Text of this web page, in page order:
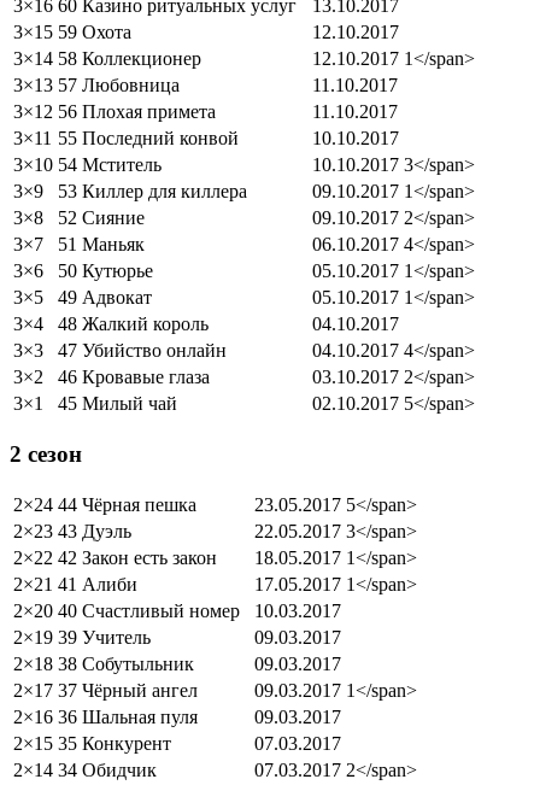
3×16 60 Казино ритуальных услуг
13.10.2017
3×15 59 Охота
12.10.2017
3×14 58 Коллекционер 12.10.2017 1</span>
3×13 57 Любовница
11.10.2017
3×12 56 Плохая примета
11.10.2017
3×11 55 Последний конвой
10.10.2017
3×10 54 Мститель 10.10.2017 3</span>
3×9
53 Киллер для киллера 09.10.2017 1</span>
3×8
52 Сияние 09.10.2017 2</span>
3×7
51 Маньяк 06.10.2017 4</span>
3×6
50 Кутюрье 05.10.2017 1</span>
3×5
49 Адвокат 05.10.2017 1</span>
3×4
48 Жалкий король
04.10.2017
3×3
47 Убийство онлайн 04.10.2017 4</span>
3×2
46 Кровавые глаза 03.10.2017 2</span>
3×1
45 Милый чай 02.10.2017 5</span>
2 сезон
2×24 44 Чёрная пешка 23.05.2017 5</span>
2×23 43 Дуэль 22.05.2017 3</span>
2×22 42 Закон есть закон 18.05.2017 1</span>
2×21 41 Алиби 17.05.2017 1</span>
2×20 40 Счастливый номер
10.03.2017
2×19 39 Учитель
09.03.2017
2×18 38 Собутыльник
09.03.2017
2×17 37 Чёрный ангел 09.03.2017 1</span>
2×16 36 Шальная пуля
09.03.2017
2×15 35 Конкурент
07.03.2017
2×14 34 Обидчик 07.03.2017 2</span>